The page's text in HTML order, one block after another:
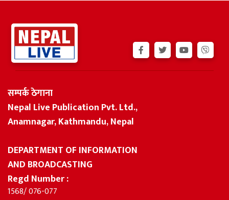
सम्पर्क ठेगाना
Nepal Live Publication Pvt. Ltd.,
Anamnagar, Kathmandu, Nepal
DEPARTMENT OF INFORMATION
AND BROADCASTING
Regd Number :
1568/ 076-077